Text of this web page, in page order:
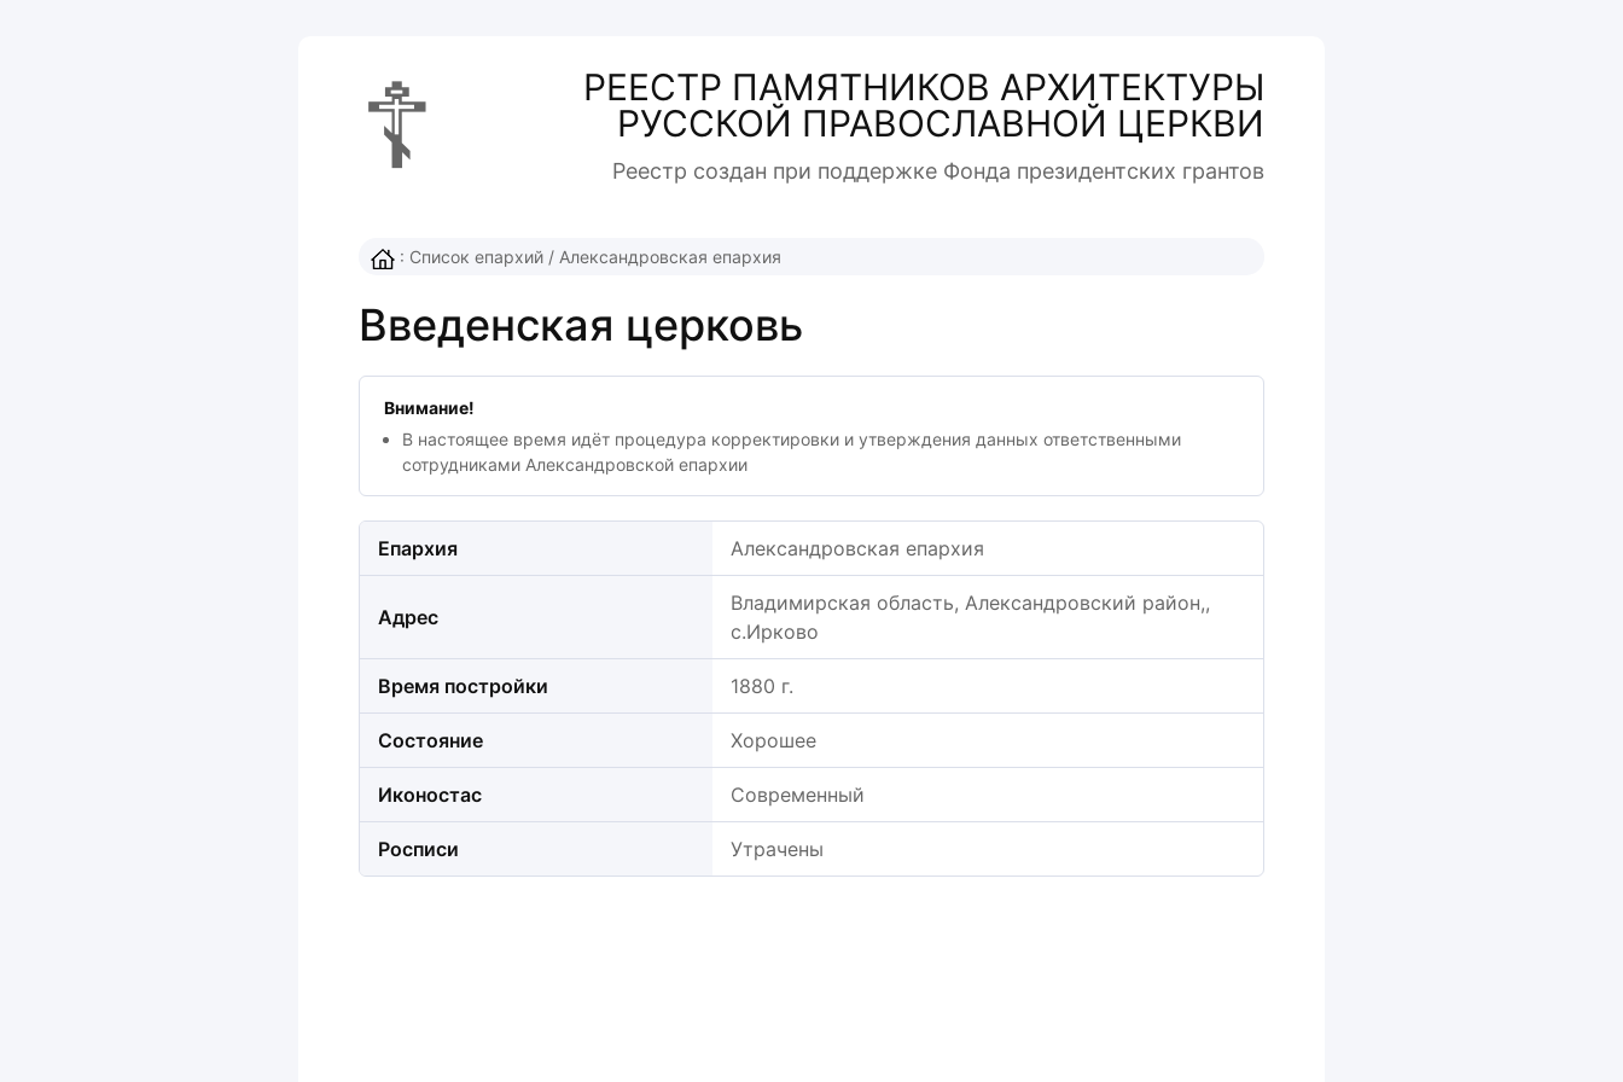
☦
РЕЕСТР ПАМЯТНИКОВ АРХИТЕКТУРЫ
РУССКОЙ ПРАВОСЛАВНОЙ ЦЕРКВИ
Реестр создан при поддержке Фонда президентcких грантов
: Список епархий / Александровская епархия
Введенская церковь
Внимание!
В настоящее время идёт процедура корректировки и утверждения данных ответственными
сотрудниками Александровской епархии
Епархия Александровская епархия
Адрес
Владимирская область, Александровский район,,
с.Ирково
Время постройки 1880 г.
Состояние Хорошее
Иконостас Современный
Росписи Утрачены